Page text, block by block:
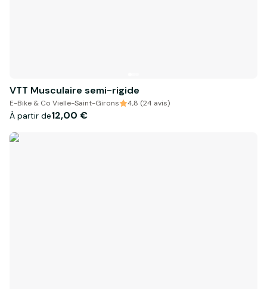
VTT Musculaire semi-rigide
E-Bike & Co Vielle-Saint-Girons 4,8 (24 avis)
À partir de12,00 €